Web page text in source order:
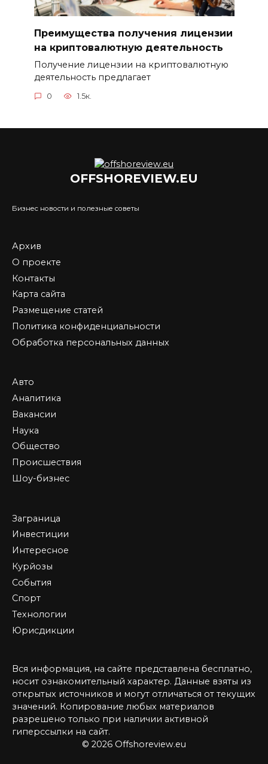
Преимущества получения лицензии
на криптовалютную деятельность
Получение лицензии на криптовалютную
деятельность предлагает
0 1.5к.
OFFSHOREVIEW.EU
Бизнес новости и полезные советы
Архив
О проекте
Контакты
Карта сайта
Размещение статей
Политика конфиденциальности
Обработка персональных данных
Авто
Аналитика
Вакансии
Наука
Общество
Происшествия
Шоу-бизнес
Заграница
Инвестиции
Интересное
Курйозы
События
Спорт
Технологии
Юрисдикции
Вся информация, на сайте представлена бесплатно,
носит ознакомительный характер. Данные взяты из
открытых источников и могут отличаться от текущих
значений. Копирование любых материалов
разрешено только при наличии активной
гиперссылки на сайт.
© 2026 Offshoreview.eu